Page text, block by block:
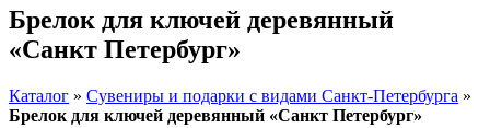
Брелок для ключей деревянный
«Санкт Петербург»
Каталог » Сувениры и подарки с видами Санкт-Петербурга »
Брелок для ключей деревянный «Санкт Петербург»